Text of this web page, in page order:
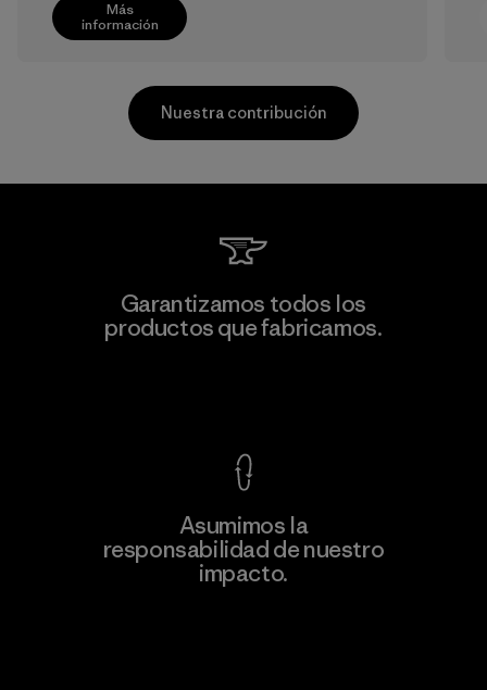
Más
información
información
Kwang Viet Garment Co., Ltd
Nuestra contribución
Garantizamos todos los
productos que fabricamos.
Asumimos la
responsabilidad de nuestro
impacto.